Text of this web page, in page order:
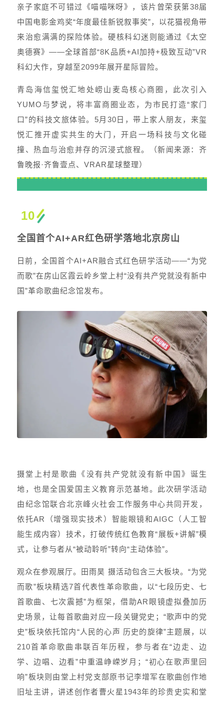
亲子家庭不可错过《喵喵咪呀》，该片曾荣获第38届
中国电影金鸡奖“年度最佳新锐叙事奖”，以花猫视角带
来治愈满满的探险体验。硬核科幻迷则能通过《太空
奥德赛》——全球首部“8K品质+AI加持+极致互动”VR
科幻大作，穿越至2099年展开星际冒险。
青岛海信玺悦汇地处崂山麦岛核心商圈，此次引入
YUMO与梦说，将丰富商圈业态，为市民打造“家门
口”的科技文旅体验。5月30日，带上家人朋友，来玺
悦汇推开虚实共生的大门，开启一场科技与文化碰
撞、热血与治愈并存的沉浸式旅程。（新闻来源：齐
鲁晚报·齐鲁壹点、VRAR星球整理）
10
全国首个AI+AR红色研学落地北京房山
日前，全国首个AI+AR融合式红色研学活动——“为党
而歌”在房山区霞云岭乡堂上村“没有共产党就没有新中
国”革命歌曲纪念馆发布。
摄堂上村是歌曲《没有共产党就没有新中国》诞生
地，也是全国爱国主义教育示范基地。此次研学活动
由纪念馆联合北京峰火社会工作服务中心共同开发，
依托AR（增强现实技术）智能眼镜和AIGC（人工智
能生成内容）技术，打破传统红色教育“展板+讲解”模
式，让参与者从“被动聆听”转向“主动体验”。
观众在参观展厅。田雨昊 摄活动包含三大板块。“为党
而歌”板块精选7首代表性革命歌曲，以“七段历史、七
首歌曲、七次震撼”为框架，借助AR眼镜虚拟叠加历
史场景，让每首歌曲对应一段关键党史；“歌声中的党
史”板块依托馆内“人民的心声 历史的旋律”主题展，以
210首革命歌曲串联百年历程，参与者在“边走、边
学、边唱、边看”中重温峥嵘岁月；“初心在歌声里回
响”板块则由堂上村党支部原书记李增军在歌曲创作地
旧址主讲，讲述创作者曹火星1943年的珍贵史实和堂